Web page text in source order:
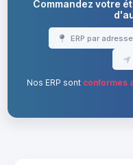
Commandez votre
ERP par adresse
Nos ERP sont conformes